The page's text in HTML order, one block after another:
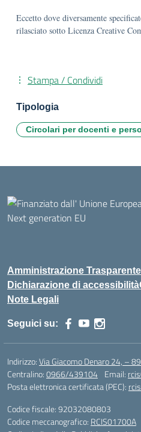
Eccetto dove diversamente
rilasciato sotto Licenza Creative
Stampa / Condividi
Tipologia
Circolari per docenti e
Amministrazione Trasparente
Dichiarazione di accessibilità
Note Legali
Seguici su:
Indirizzo:Via Giacomo Denaro 24, –
Centralino:0966/439104 Email:
Posta elettronica certificata (PEC):
Codice fiscale: 92032080803
Codice meccanografico: RCIS01700A